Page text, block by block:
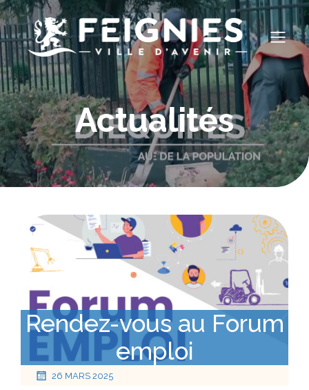
Actualités
Rendez-vous au Forum
emploi
26 MARS 2025